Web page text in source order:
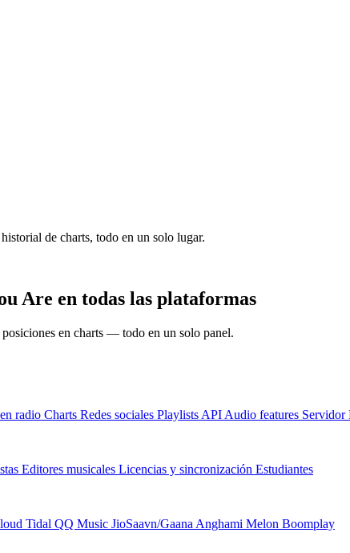
de charts, todo en un solo lugar.
Are en todas las plataformas
en charts — todo en un solo panel.
radio Charts Redes sociales Playlists API Audio features Servidor
Editores musicales Licencias y sincronización Estudiantes
Tidal QQ Music JioSaavn/Gaana Anghami Melon Boomplay